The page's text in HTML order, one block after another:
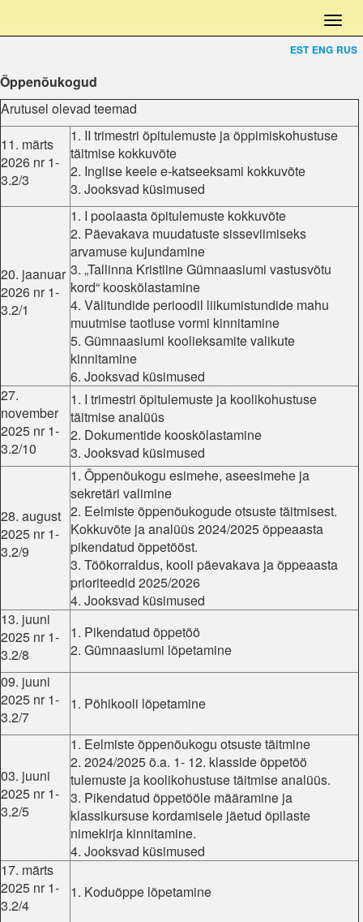
EST ENG RUS
Õppenõukogud
Arutusel olevad teemad
11. märts
2026 nr 1-
3.2/3
1. II trimestri õpitulemuste ja õppimiskohustuse
täitmise kokkuvõte
2. Inglise keele e-katseeksami kokkuvõte
3. Jooksvad küsimused
20. jaanuar
2026 nr 1-
3.2/1
1. I poolaasta õpitulemuste kokkuvõte
2. Päevakava muudatuste sisseviimiseks
arvamuse kujundamine
3. „Tallinna Kristiine Gümnaasiumi vastusvõtu
kord“ kooskõlastamine
4. Välitundide perioodil liikumistundide mahu
muutmise taotluse vormi kinnitamine
5. Gümnaasiumi koolieksamite valikute
kinnitamine
6. Jooksvad küsimused
27.
november
2025 nr 1-
3.2/10
1. I trimestri õpitulemuste ja koolikohustuse
täitmise analüüs
2. Dokumentide kooskõlastamine
3. Jooksvad küsimused
28. august
2025 nr 1-
3.2/9
1. Õppenõukogu esimehe, aseesimehe ja
sekretäri valimine
2. Eelmiste õppenõukogude otsuste täitmisest.
Kokkuvõte ja analüüs 2024/2025 õppeaasta
pikendatud õppetööst.
3. Töökorraldus, kooli päevakava ja õppeaasta
prioriteedid 2025/2026
4. Jooksvad küsimused
13. juuni
2025 nr 1-
3.2/8
1. Pikendatud õppetöö
2. Gümnaasiumi lõpetamine
09. juuni
2025 nr 1-
3.2/7
1. Põhikooli lõpetamine
03. juuni
2025 nr 1-
3.2/5
1. Eelmiste õppenõukogu otsuste täitmine
2. 2024/2025 õ.a. 1- 12. klasside õppetöö
tulemuste ja koolikohustuse täitmise analüüs.
3. Pikendatud õppetööle määramine ja
klassikursuse kordamisele jäetud õpilaste
nimekirja kinnitamine.
4. Jooksvad küsimused
17. märts
2025 nr 1-
3.2/4
1. Koduõppe lõpetamine